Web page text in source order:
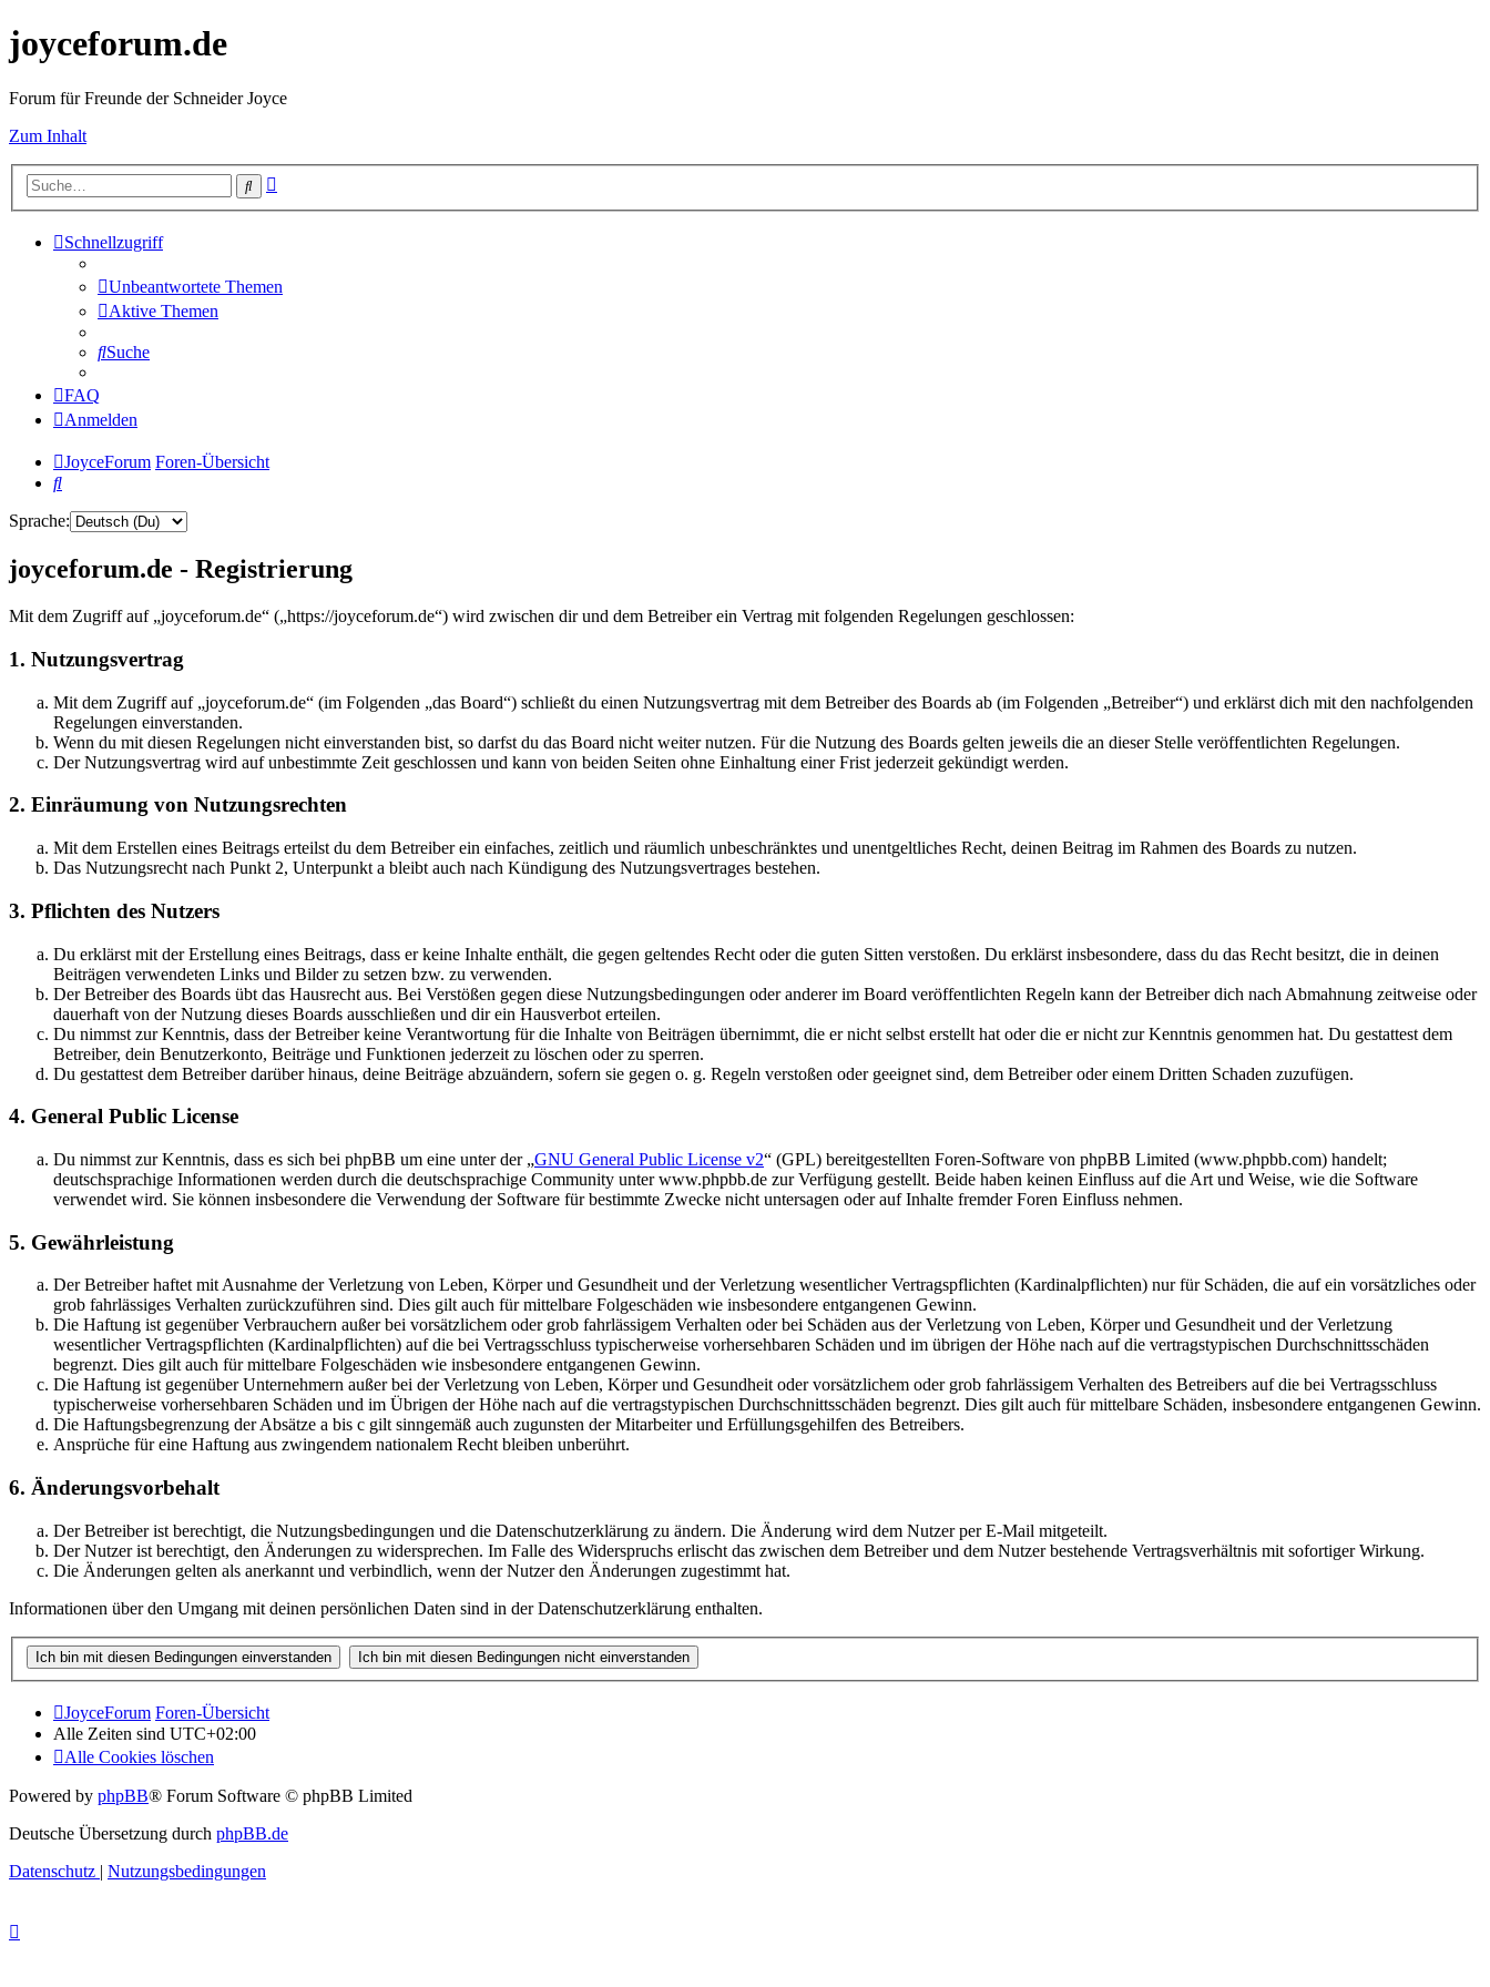
joyceforum.de
Forum für Freunde der Schneider Joyce
Zum Inhalt
Suche
Schnellzugriff
Unbeantwortete Themen
Aktive Themen
Suche
FAQ
Anmelden
JoyceForum Foren-Übersicht
Suche
Sprache:
joyceforum.de - Registrierung
Mit dem Zugriff auf „joyceforum.de“ („https://joyceforum.de“) wird zwischen dir und dem Betreiber ein Vertrag mit folgenden Regelungen geschlossen:
1. Nutzungsvertrag
Mit dem Zugriff auf „joyceforum.de“ (im Folgenden „das Board“) schließt du einen Nutzungsvertrag mit dem Betreiber des Boards ab (im Folgenden „Betreiber“) und erklärst dich mit den nachfolgenden
Regelungen einverstanden.
Wenn du mit diesen Regelungen nicht einverstanden bist, so darfst du das Board nicht weiter nutzen. Für die Nutzung des Boards gelten jeweils die an dieser Stelle veröffentlichten Regelungen.
Der Nutzungsvertrag wird auf unbestimmte Zeit geschlossen und kann von beiden Seiten ohne Einhaltung einer Frist jederzeit gekündigt werden.
2. Einräumung von Nutzungsrechten
Mit dem Erstellen eines Beitrags erteilst du dem Betreiber ein einfaches, zeitlich und räumlich unbeschränktes und unentgeltliches Recht, deinen Beitrag im Rahmen des Boards zu nutzen.
Das Nutzungsrecht nach Punkt 2, Unterpunkt a bleibt auch nach Kündigung des Nutzungsvertrages bestehen.
3. Pflichten des Nutzers
Du erklärst mit der Erstellung eines Beitrags, dass er keine Inhalte enthält, die gegen geltendes Recht oder die guten Sitten verstoßen. Du erklärst insbesondere, dass du das Recht besitzt, die in deinen
Beiträgen verwendeten Links und Bilder zu setzen bzw. zu verwenden.
Der Betreiber des Boards übt das Hausrecht aus. Bei Verstößen gegen diese Nutzungsbedingungen oder anderer im Board veröffentlichten Regeln kann der Betreiber dich nach Abmahnung zeitweise oder
dauerhaft von der Nutzung dieses Boards ausschließen und dir ein Hausverbot erteilen.
Du nimmst zur Kenntnis, dass der Betreiber keine Verantwortung für die Inhalte von Beiträgen übernimmt, die er nicht selbst erstellt hat oder die er nicht zur Kenntnis genommen hat. Du gestattest dem
Betreiber, dein Benutzerkonto, Beiträge und Funktionen jederzeit zu löschen oder zu sperren.
Du gestattest dem Betreiber darüber hinaus, deine Beiträge abzuändern, sofern sie gegen o. g. Regeln verstoßen oder geeignet sind, dem Betreiber oder einem Dritten Schaden zuzufügen.
4. General Public License
Du nimmst zur Kenntnis, dass es sich bei phpBB um eine unter der „GNU General Public License v2“ (GPL) bereitgestellten Foren-Software von phpBB Limited (www.phpbb.com) handelt;
deutschsprachige Informationen werden durch die deutschsprachige Community unter www.phpbb.de zur Verfügung gestellt. Beide haben keinen Einfluss auf die Art und Weise, wie die Software
verwendet wird. Sie können insbesondere die Verwendung der Software für bestimmte Zwecke nicht untersagen oder auf Inhalte fremder Foren Einfluss nehmen.
5. Gewährleistung
Der Betreiber haftet mit Ausnahme der Verletzung von Leben, Körper und Gesundheit und der Verletzung wesentlicher Vertragspflichten (Kardinalpflichten) nur für Schäden, die auf ein vorsätzliches oder
grob fahrlässiges Verhalten zurückzuführen sind. Dies gilt auch für mittelbare Folgeschäden wie insbesondere entgangenen Gewinn.
Die Haftung ist gegenüber Verbrauchern außer bei vorsätzlichem oder grob fahrlässigem Verhalten oder bei Schäden aus der Verletzung von Leben, Körper und Gesundheit und der Verletzung
wesentlicher Vertragspflichten (Kardinalpflichten) auf die bei Vertragsschluss typischerweise vorhersehbaren Schäden und im übrigen der Höhe nach auf die vertragstypischen Durchschnittsschäden
begrenzt. Dies gilt auch für mittelbare Folgeschäden wie insbesondere entgangenen Gewinn.
Die Haftung ist gegenüber Unternehmern außer bei der Verletzung von Leben, Körper und Gesundheit oder vorsätzlichem oder grob fahrlässigem Verhalten des Betreibers auf die bei Vertragsschluss
typischerweise vorhersehbaren Schäden und im Übrigen der Höhe nach auf die vertragstypischen Durchschnittsschäden begrenzt. Dies gilt auch für mittelbare Schäden, insbesondere entgangenen Gewinn.
Die Haftungsbegrenzung der Absätze a bis c gilt sinngemäß auch zugunsten der Mitarbeiter und Erfüllungsgehilfen des Betreibers.
Ansprüche für eine Haftung aus zwingendem nationalem Recht bleiben unberührt.
6. Änderungsvorbehalt
Der Betreiber ist berechtigt, die Nutzungsbedingungen und die Datenschutzerklärung zu ändern. Die Änderung wird dem Nutzer per E-Mail mitgeteilt.
Der Nutzer ist berechtigt, den Änderungen zu widersprechen. Im Falle des Widerspruchs erlischt das zwischen dem Betreiber und dem Nutzer bestehende Vertragsverhältnis mit sofortiger Wirkung.
Die Änderungen gelten als anerkannt und verbindlich, wenn der Nutzer den Änderungen zugestimmt hat.
Informationen über den Umgang mit deinen persönlichen Daten sind in der Datenschutzerklärung enthalten.
JoyceForum Foren-Übersicht
Alle Zeiten sind UTC+02:00
Alle Cookies löschen
Powered by phpBB® Forum Software © phpBB Limited
Deutsche Übersetzung durch phpBB.de
Datenschutz | Nutzungsbedingungen